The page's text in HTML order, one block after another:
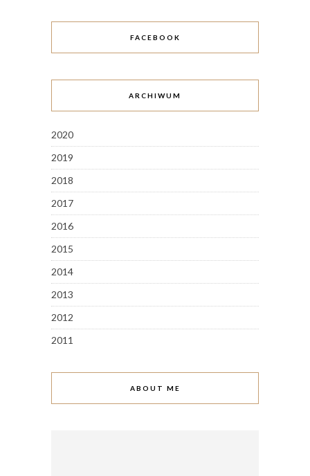
FACEBOOK
ARCHIWUM
2020
2019
2018
2017
2016
2015
2014
2013
2012
2011
ABOUT ME